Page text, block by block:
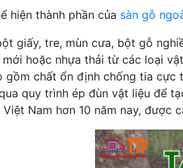
hiện thành phần của sàn gỗ
giấy, tre, mùn cưa, bột gỗ
mới hoặc nhựa thải từ các loại
gồm chất ổn định chống tia
quy trình ép đùn vật liệu để
Nam hơn 10 năm nay,